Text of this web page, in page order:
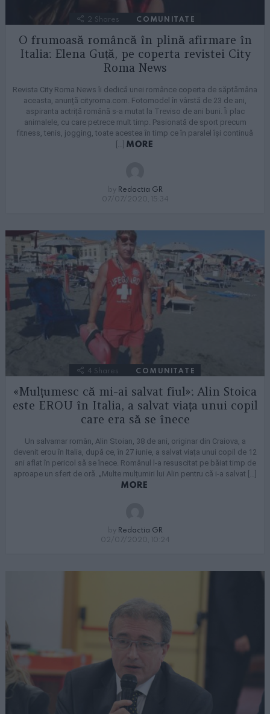
2 Shares COMUNITATE
O frumoasă româncă în plină afirmare în
Italia: Elena Guță, pe coperta revistei City
Roma News
Revista City Roma News îi dedică unei românce coperta de săptămâna
aceasta, anunță cityroma.com. Fotomodel în vârstă de 23 de ani,
aspiranta actriță română s-a mutat la Treviso de ani buni. Îi plac
animalele, cu care petrece mult timp. Pasionată de sport precum
fitness, tenis, jogging, toate acestea în timp ce în paralel își continuă
[…]MORE
by Redactia GR
07/07/2020, 15:34
4 Shares COMUNITATE
«Mulțumesc că mi-ai salvat fiul»: Alin Stoica
este EROU în Italia, a salvat viața unui copil
care era să se înece
​Un salvamar român, Alin Stoian, 38 de ani, originar din Craiova, a
devenit erou în Italia, după ce, în 27 iunie, a salvat viața unui copil de 12
ani aflat în pericol să se înece. Românul l-a resuscitat pe băiat timp de
aproape un sfert de oră. „Multe mulțumiri lui Alin pentru că i-a salvat […]
MORE
by Redactia GR
02/07/2020, 10:24